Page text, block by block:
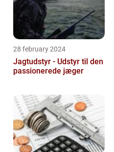
28 february 2024
Jagtudstyr - Udstyr til den
passionerede jæger